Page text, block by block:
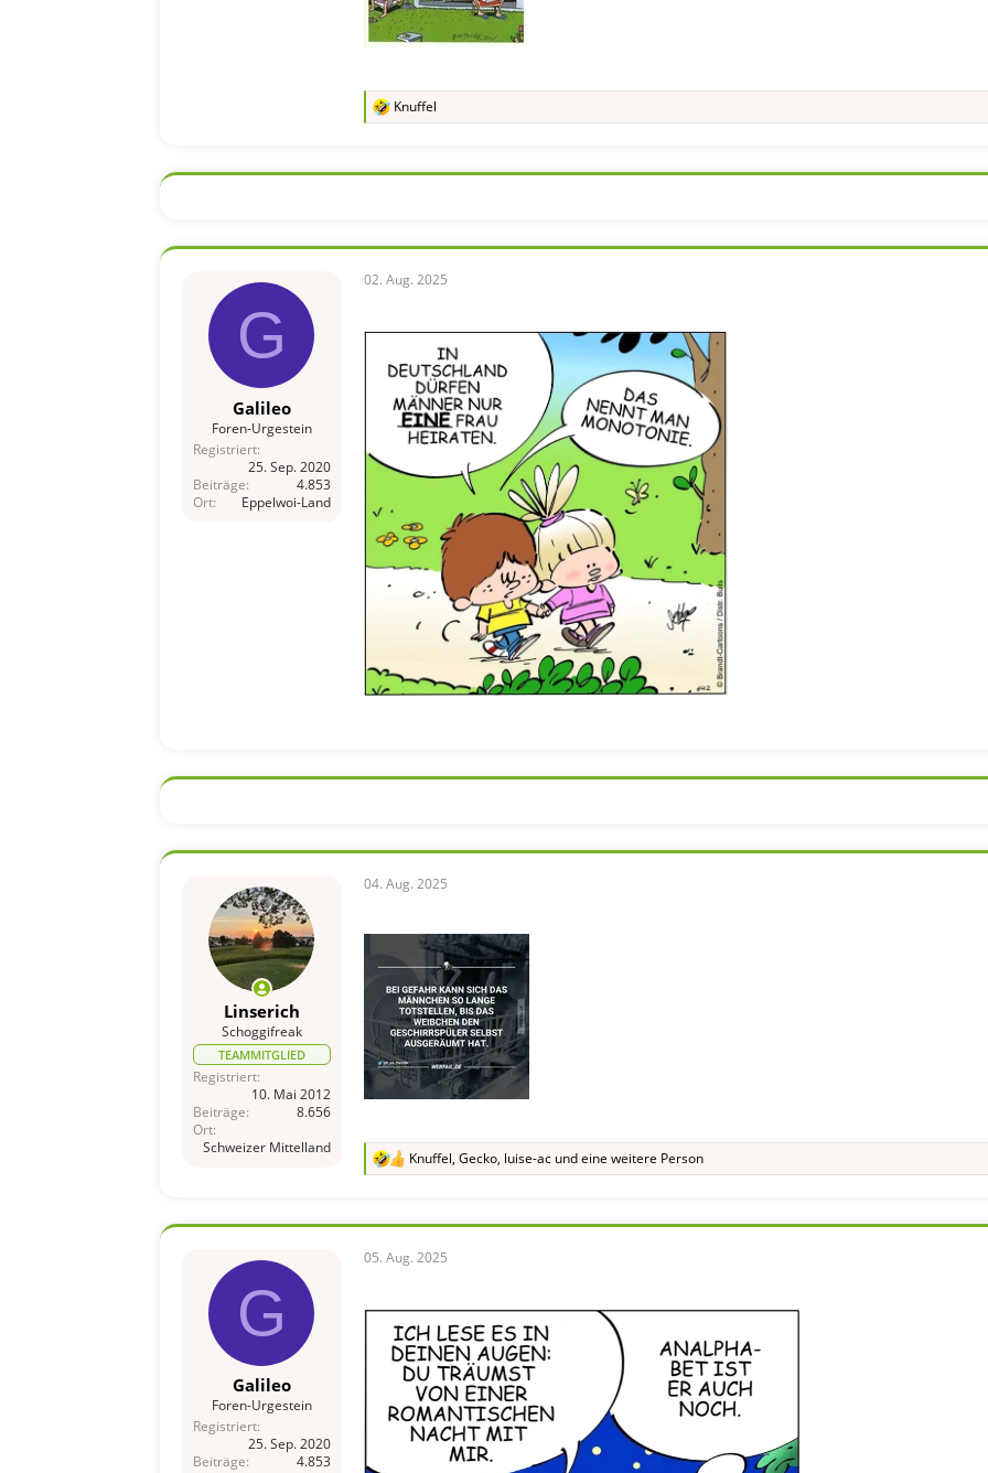
R
e
n
:
Knuffel
G
Galileo
Foren-Urgestein
Registriert
25. Sep. 2020
Beiträge
4.853
Ort
Eppelwoi-Land
02. Aug. 2025
Linserich
Schoggifreak
TEAMMITGLIED
Registriert
10. Mai 2012
Beiträge
8.656
Ort
Schweizer Mittelland
04. Aug. 2025
R
i
e
Knuffel, Gecko, luise-acund eine weitere Person
G
Galileo
Foren-Urgestein
Registriert
25. Sep. 2020
Beiträge
4.853
05. Aug. 2025